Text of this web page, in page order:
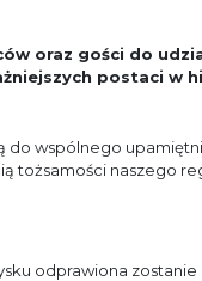
oraz gości do
postaci w
wspólnego
tożsamości naszego
odprawiona zostanie